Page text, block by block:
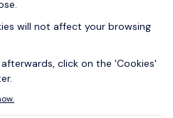
ses aspirations
collés" de son passé, nous
son profil, ses
(en droit de la
et ses objectifs à